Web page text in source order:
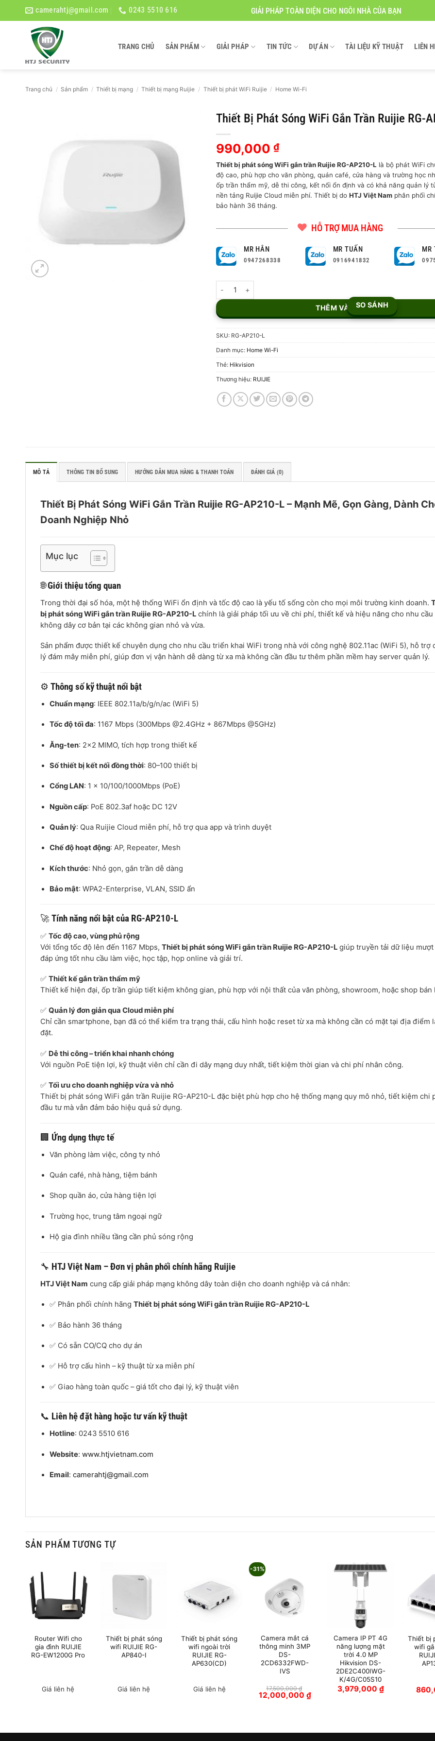
camerahtj@gmail.com 0243 5510 616 GIẢI PHÁP TOÀN DIỆN CHO NGÔI NHÀ CỦA BẠN
TRANG CHỦ SẢN PHẨM GIẢI PHÁP TIN TỨC DỰ ÁN TÀI LIỆU KỸ THUẬT LIÊN
Trang chủ / Sản phẩm / Thiết bị mạng / Thiết bị mạng Ruijie / Thiết bị phát WiFi Ruijie / Home Wi-Fi
Thiết Bị Phát Sóng WiFi Gắn Trần Ruijie RG-
990,000₫
Thiết bị phát sóng WiFi gắn trần Ruijie RG-AP210-L là bộ phát WiFi
độ cao, phù hợp cho văn phòng, quán café, cửa hàng và trường học
ốp trần thẩm mỹ, dễ thi công, kết nối ổn định và có khả năng quản lý
nền tảng Ruijie Cloud miễn phí. Thiết bị doHTJ Việt Nam phân phối
bảo hành 36 tháng.
HỖ TRỢ MUA HÀNG
MR HÂN
0947268338
MR TUẤN
0916941832
MR
Thiết Bị Phát Sóng WiFi Gắn Trần Ruijie RG-AP210-L số lượng
THÊM VÀO GIỎSO SÁNH
SKU: RG-AP210-L
Danh mục: Home Wi-Fi
Thẻ: Hikvision
Thương hiệu: RUIJIE
MÔ TẢ THÔNG TIN BỔ SUNG HƯỚNG DẪN MUA HÀNG & THANH TOÁN ĐÁNH GIÁ (0)
Thiết Bị Phát Sóng WiFi Gắn Trần Ruijie RG-AP210-L – Mạnh Mẽ, Gọn Gàng, Dành
Doanh Nghiệp Nhỏ
Mục lục
🌐Giới thiệu tổng quan
Trong thời đại số hóa, một hệ thống WiFi ổn định và tốc độ cao là yếu tố sống còn cho mọi môi trường kinh doanh.
bị phát sóng WiFi gắn trần Ruijie RG-AP210-L chính là giải pháp tối ưu về chi phí, thiết kế và hiệu năng cho nhu cầu
không dây cơ bản tại các không gian nhỏ và vừa.
Sản phẩm được thiết kế chuyên dụng cho nhu cầu triển khai WiFi trong nhà với công nghệ 802.11ac (WiFi 5), hỗ trợ
lý đám mây miễn phí, giúp đơn vị vận hành dễ dàng từ xa mà không cần đầu tư thêm phần mềm hay server quản lý.
⚙️ Thông số kỹ thuật nổi bật
Chuẩn mạng: IEEE 802.11a/b/g/n/ac (WiFi 5)
Tốc độ tối đa: 1167 Mbps (300Mbps @2.4GHz + 867Mbps @5GHz)
Ăng-ten: 2×2 MIMO, tích hợp trong thiết kế
Số thiết bị kết nối đồng thời: 80–100 thiết bị
Cổng LAN: 1 x 10/100/1000Mbps (PoE)
Nguồn cấp: PoE 802.3af hoặc DC 12V
Quản lý: Qua Ruijie Cloud miễn phí, hỗ trợ qua app và trình duyệt
Chế độ hoạt động: AP, Repeater, Mesh
Kích thước: Nhỏ gọn, gắn trần dễ dàng
Bảo mật: WPA2-Enterprise, VLAN, SSID ẩn
🚀Tính năng nổi bật của RG-AP210-L
✅ Tốc độ cao, vùng phủ rộng
Với tổng tốc độ lên đến 1167 Mbps, Thiết bị phát sóng WiFi gắn trần Ruijie RG-AP210-L giúp truyền tải dữ liệu mượt
đáp ứng tốt nhu cầu làm việc, học tập, họp online và giải trí.
✅ Thiết kế gắn trần thẩm mỹ
Thiết kế hiện đại, ốp trần giúp tiết kiệm không gian, phù hợp với nội thất của văn phòng, showroom, hoặc shop bán
✅ Quản lý đơn giản qua Cloud miễn phí
Chỉ cần smartphone, bạn đã có thể kiểm tra trạng thái, cấu hình hoặc reset từ xa mà không cần có mặt tại địa điểm
đặt.
✅ Dễ thi công – triển khai nhanh chóng
Với nguồn PoE tiện lợi, kỹ thuật viên chỉ cần đi dây mạng duy nhất, tiết kiệm thời gian và chi phí nhân công.
✅ Tối ưu cho doanh nghiệp vừa và nhỏ
Thiết bị phát sóng WiFi gắn trần Ruijie RG-AP210-L đặc biệt phù hợp cho hệ thống mạng quy mô nhỏ, tiết kiệm chi
đầu tư mà vẫn đảm bảo hiệu quả sử dụng.
🏢 Ứng dụng thực tế
Văn phòng làm việc, công ty nhỏ
Quán café, nhà hàng, tiệm bánh
Shop quần áo, cửa hàng tiện lợi
Trường học, trung tâm ngoại ngữ
Hộ gia đình nhiều tầng cần phủ sóng rộng
🔧 HTJ Việt Nam – Đơn vị phân phối chính hãng Ruijie
HTJ Việt Nam cung cấp giải pháp mạng không dây toàn diện cho doanh nghiệp và cá nhân:
✅ Phân phối chính hãngThiết bị phát sóng WiFi gắn trần Ruijie RG-AP210-L
✅ Bảo hành 36 tháng
✅ Có sẵn CO/CQ cho dự án
✅ Hỗ trợ cấu hình – kỹ thuật từ xa miễn phí
✅ Giao hàng toàn quốc – giá tốt cho đại lý, kỹ thuật viên
📞 Liên hệ đặt hàng hoặc tư vấn kỹ thuật
Hotline: 0243 5510 616
Website:www.htjvietnam.com
Email:camerahtj@gmail.com
SẢN PHẨM TƯƠNG TỰ
Router Wifi cho
gia đình RUIJIE
RG-EW1200G Pro
Giá liên hệ
Thiết bị phát sóng
wifi RUIJIE RG-
AP840-I
Giá liên hệ
Thiết bị phát sóng
wifi ngoài trời
RUIJIE RG-
AP630(CD)
Giá liên hệ
-31%
Camera mắt cá
thông minh 3MP
DS-
2CD6332FWD-
IVS
17,500,000₫
Giá
gốc
12,000,000 ₫Giá
hiện
Camera IP PT 4G
năng lượng mặt
trời 4.0 MP
Hikvision DS-
2DE2C400IWG-
K/4G/C05S10
3,979,000 ₫
Thiết bị
wifi